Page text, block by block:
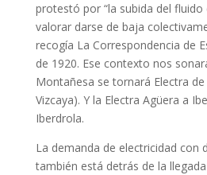
protestó por “la subida del fluido
valorar darse de baja
recogía La Correspondencia de
de 1920. Ese contexto nos
Montañesa se tornará Electra
Vizcaya). Y la Electra Agüera a
Iberdrola.
La demanda de electricidad con
también está detrás de la